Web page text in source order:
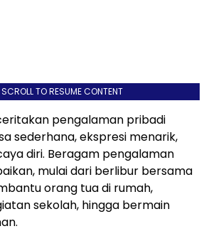
SCROLL TO RESUME CONTENT
pengalaman pribadi
sederhana, ekspresi menarik,
diri. Beragam pengalaman
mulai dari berlibur bersama
orang tua di rumah,
sekolah, hingga bermain